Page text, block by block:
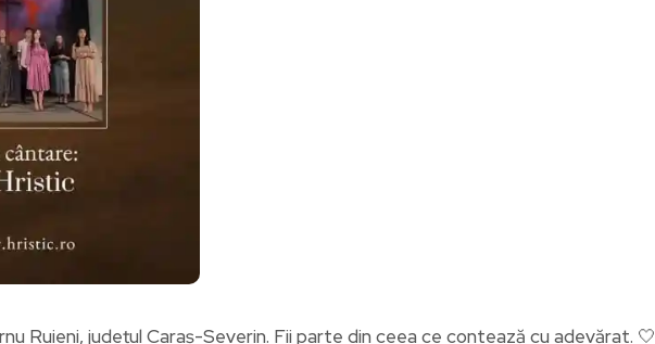
Ruieni, județul Caraș-Severin. Fii parte din ceea ce contează cu adevărat. 🤍